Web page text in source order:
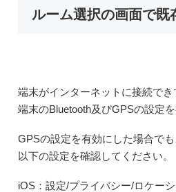
ルーム選択の画面で既
端末がインターネットに接続で
端末のBluetooth及びGPSの設定
GPSの設定を有効にした場合で
以下の設定を確認してください。
iOS：設定/プライバシー/ロケー